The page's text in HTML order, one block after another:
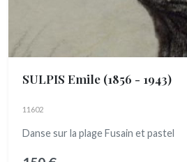
SULPIS Emile (1856 - 1943)
11602
Danse sur la plage Fusain et pastel